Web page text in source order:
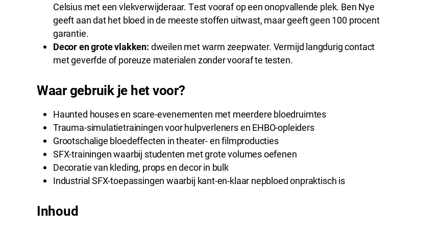
Celsius met een vlekverwijderaar. Test vooraf op een onopvallende plek. Ben Nye
geeft aan dat het bloed in de meeste stoffen uitwast, maar geeft geen 100 procent
garantie.
Decor en grote vlakken: dweilen met warm zeepwater. Vermijd langdurig contact
met geverfde of poreuze materialen zonder vooraf te testen.
Waar gebruik je het voor?
Haunted houses en scare-evenementen met meerdere bloedruimtes
Trauma-simulatietrainingen voor hulpverleners en EHBO-opleiders
Grootschalige bloedeffecten in theater- en filmproducties
SFX-trainingen waarbij studenten met grote volumes oefenen
Decoratie van kleding, props en decor in bulk
Industrial SFX-toepassingen waarbij kant-en-klaar nepbloed onpraktisch is
Inhoud